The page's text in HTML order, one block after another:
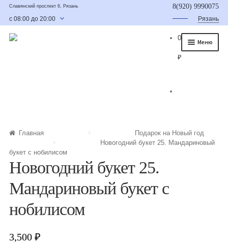
Славянский проспект 6, Рязань
с 08:00 до 20:00
8(920) 9990075
Рязань
Меню
Букет для мужчины
Букет из фруктов и овощей
Сладкие букеты из конфет
Букеты из сухофруктов и орехов
Букеты из клубники и ягод
0
₽
Главная
Подарок на Новый год
Новогодний букет 25. Мандариновый
букет с нобилисом
Новогодний букет 25.
Мандариновый букет с
нобилисом
3,500₽